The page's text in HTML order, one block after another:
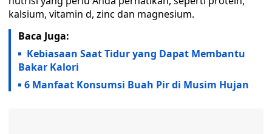
kalsium, vitamin d, zinc dan magnesium.
Baca Juga:
Kebiasaan Saat Tidur yang Dapat Membantu
Bakar Kalori
6 Manfaat Konsumsi Buah Pir di Musim Hujan